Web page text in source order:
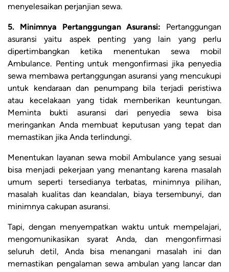
menyelesaikan perjanjian sewa.
5. Minimnya Pertanggungan Asuransi: Pertanggungan
asuransi yaitu aspek penting yang lain yang perlu
dipertimbangkan ketika menentukan sewa mobil
Ambulance. Penting untuk mengonfirmasi jika penyedia
sewa membawa pertanggungan asuransi yang mencukupi
untuk kendaraan dan penumpang bila terjadi peristiwa
atau kecelakaan yang tidak memberikan keuntungan.
Meminta bukti asuransi dari penyedia sewa bisa
meringankan Anda membuat keputusan yang tepat dan
memastikan jika Anda terlindungi.
Menentukan layanan sewa mobil Ambulance yang sesuai
bisa menjadi pekerjaan yang menantang karena masalah
umum seperti tersedianya terbatas, minimnya pilihan,
masalah kualitas dan keandalan, biaya tersembunyi, dan
minimnya cakupan asuransi.
Tapi, dengan menyempatkan waktu untuk mempelajari,
mengomunikasikan syarat Anda, dan mengonfirmasi
seluruh detil, Anda bisa menangani masalah ini dan
memastikan pengalaman sewa ambulan yang lancar dan